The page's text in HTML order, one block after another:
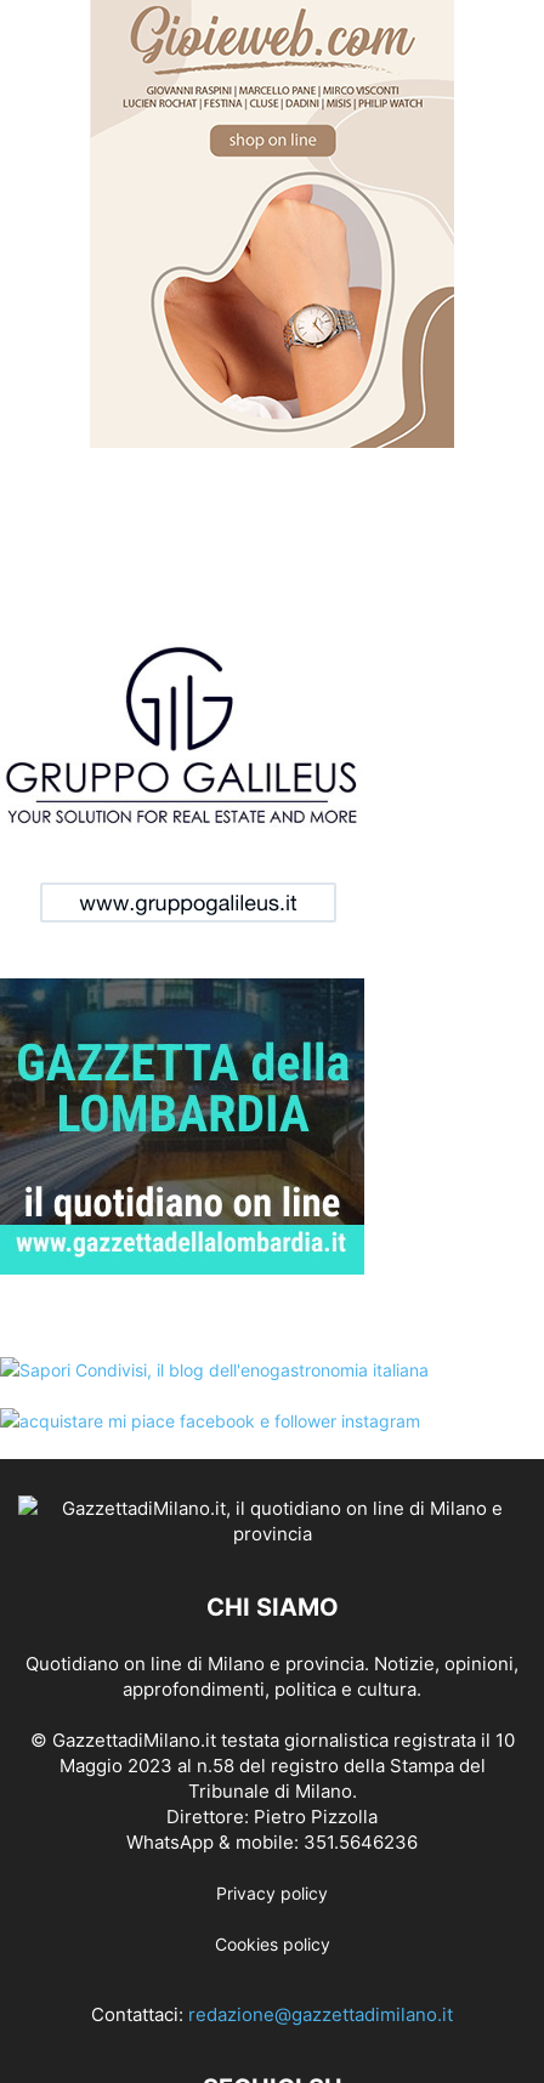
CHI SIAMO
Quotidiano on line di Milano e provincia. Notizie, opinioni,
approfondimenti, politica e cultura.
© GazzettadiMilano.it testata giornalistica registrata il 10
Maggio 2023 al n.58 del registro della Stampa del
Tribunale di Milano.
Direttore: Pietro Pizzolla
WhatsApp & mobile: 351.5646236
Privacy policy
Cookies policy
Contattaci: redazione@gazzettadimilano.it